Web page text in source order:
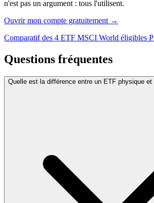
n'est pas un argument : tous l'utilisent.
Ouvrir mon compte gratuitement →
Comparatif des 4 ETF MSCI World éligibles
Questions fréquentes
Quelle est la différence entre un ETF physique